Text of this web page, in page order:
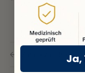
Zurück zum BlogJa,